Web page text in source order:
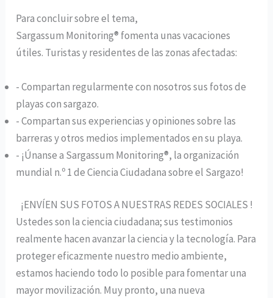
Para concluir sobre el tema,
Sargassum Monitoring® fomenta unas vacaciones
útiles. Turistas y residentes de las zonas afectadas:
- Compartan regularmente con nosotros sus fotos de
playas con sargazo.
- Compartan sus experiencias y opiniones sobre las
barreras y otros medios implementados en su playa.
- ¡Únanse a Sargassum Monitoring®, la organización
mundial n.º 1 de Ciencia Ciudadana sobre el Sargazo!
¡ENVÍEN SUS FOTOS A NUESTRAS REDES SOCIALES !
Ustedes son la ciencia ciudadana; sus testimonios
realmente hacen avanzar la ciencia y la tecnología. Para
proteger eficazmente nuestro medio ambiente,
estamos haciendo todo lo posible para fomentar una
mayor movilización. Muy pronto, una nueva